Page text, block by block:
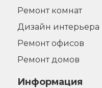
Ремонт комнат
Дизайн интерьера
Ремонт офисов
Ремонт домов
Информация